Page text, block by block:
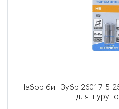
Набор бит Зубр 26017-5-
для